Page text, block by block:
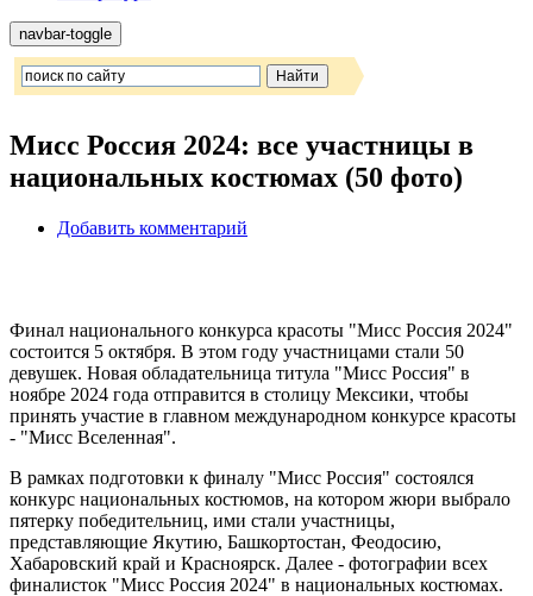
navbar-toggle
Мисс Россия 2024: все участницы в
национальных костюмах (50 фото)
Добавить комментарий
Финал национального конкурса красоты "Мисс Россия 2024"
состоится 5 октября. В этом году участницами стали 50
девушек. Новая обладательница титула "Мисс Россия" в
ноябре 2024 года отправится в столицу Мексики, чтобы
принять участие в главном международном конкурсе красоты
- "Мисс Вселенная".
В рамках подготовки к финалу "Мисс Россия" состоялся
конкурс национальных костюмов, на котором жюри выбрало
пятерку победительниц, ими стали участницы,
представляющие Якутию, Башкортостан, Феодосию,
Хабаровский край и Красноярск. Далее - фотографии всех
финалисток "Мисс Россия 2024" в национальных костюмах.